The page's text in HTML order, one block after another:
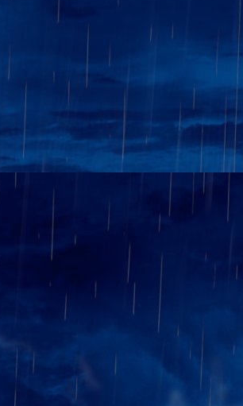
02/03/2026
Ronde 8 des ICN 2025-2026
contre Leuven Central. Nous
09/02/2026
Ronde 7 desICN 2025-
Welkenraedt.
Voir les commentaires de
26/01/2026
Ronde 6 des ICN 2025-
forum du 666 :
4 valeureux combattants
combat qui s'annonçait
bienveillant de notre